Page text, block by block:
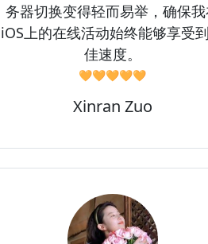
务器切换变得轻而易举，确保
iOS上的在线活动始终能够享受
佳速度。
🧡🧡🧡🧡🧡
Xinran Zuo